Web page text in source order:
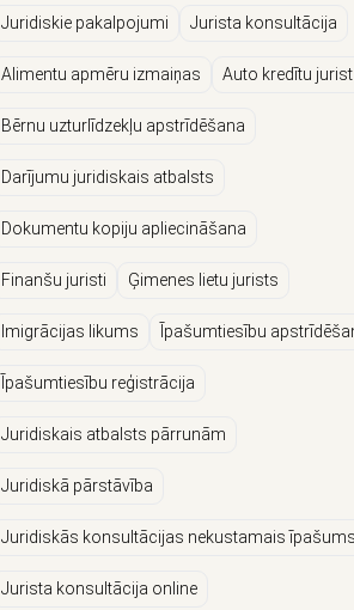
Juridiskie pakalpojumi Jurista konsultācija
Alimentu apmēru izmaiņas Auto kredītu
Bērnu uzturlīdzekļu apstrīdēšana
Darījumu juridiskais atbalsts
Dokumentu kopiju apliecināšana
Finanšu juristi Ģimenes lietu jurists
Imigrācijas likums Īpašumtiesību
Īpašumtiesību reģistrācija
Juridiskais atbalsts pārrunām
Juridiskā pārstāvība
Juridiskās konsultācijas nekustamais
Jurista konsultācija online